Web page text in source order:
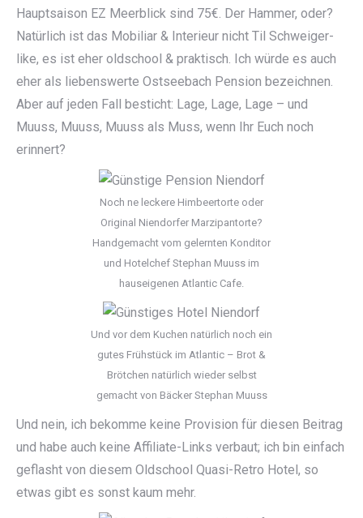
Hauptsaison EZ Meerblick sind 75€. Der Hammer, oder?
Natürlich ist das Mobiliar & Interieur nicht Til Schweiger-
like, es ist eher oldschool & praktisch. Ich würde es auch
eher als liebenswerte Ostseebach Pension bezeichnen.
Aber auf jeden Fall besticht: Lage, Lage, Lage – und
Muuss, Muuss, Muuss als Muss, wenn Ihr Euch noch
erinnert?
Noch ne leckere Himbeertorte oder
Original Niendorfer Marzipantorte?
Handgemacht vom gelernten Konditor
und Hotelchef Stephan Muuss im
hauseigenen Atlantic Cafe.
Und vor dem Kuchen natürlich noch ein
gutes Frühstück im Atlantic – Brot &
Brötchen natürlich wieder selbst
gemacht von Bäcker Stephan Muuss
Und nein, ich bekomme keine Provision für diesen Beitrag
und habe auch keine Affiliate-Links verbaut; ich bin einfach
geflasht von diesem Oldschool Quasi-Retro Hotel, so
etwas gibt es sonst kaum mehr.